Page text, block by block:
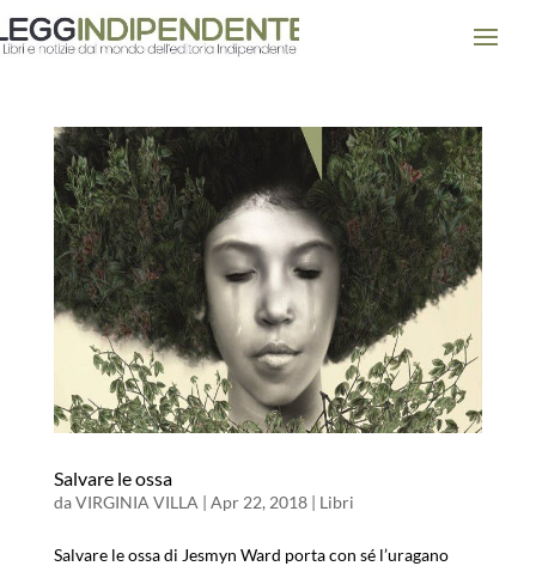
Salvare le ossa
daVIRGINIA VILLA | Apr 22, 2018| Libri
Salvare le ossa di Jesmyn Ward porta con sé l’uragano